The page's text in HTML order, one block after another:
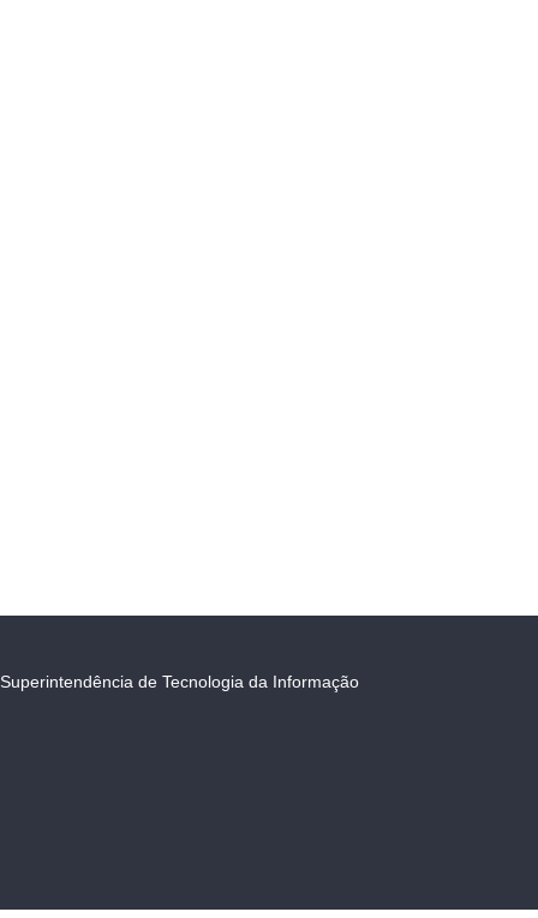
Superintendência de Tecnologia da Informação